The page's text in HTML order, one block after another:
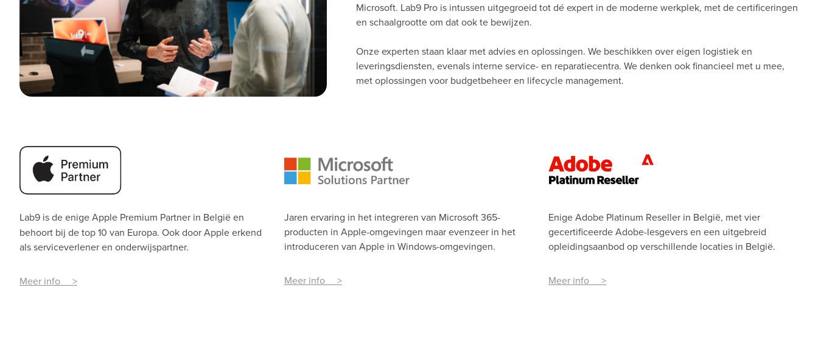
Microsoft. Lab9 Pro is intussen uitgegroeid tot dé expert in de moderne werkplek, met de certificeringen
en schaalgrootte om dat ook te bewijzen.
Onze experten staan klaar met advies en oplossingen. We beschikken over eigen logistiek en
leveringsdiensten, evenals interne service- en reparatiecentra. We denken ook financieel met u mee,
met oplossingen voor budgetbeheer en lifecycle management.
Lab9 is de enige Apple Premium Partner in België en
behoort bij de top 10 van Europa. Ook door Apple erkend
als serviceverlener en onderwijspartner.
Meer info >
Jaren ervaring in het integreren van Microsoft 365-
producten in Apple-omgevingen maar evenzeer in het
introduceren van Apple in Windows-omgevingen.
Meer info >
Enige Adobe Platinum Reseller in België, met vier
gecertificeerde Adobe-lesgevers en een uitgebreid
opleidingsaanbod op verschillende locaties in België.
Meer info >